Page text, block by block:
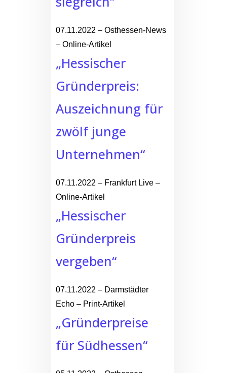
07.11.2022 – Osthessen-News
– Online-Artikel
„Hessischer
Gründerpreis:
Auszeichnung für
zwölf junge
Unternehmen“
07.11.2022 – Frankfurt Live –
Online-Artikel
„Hessischer
Gründerpreis
vergeben“
07.11.2022 – Darmstädter
Echo – Print-Artikel
„Gründerpreise
für Südhessen“